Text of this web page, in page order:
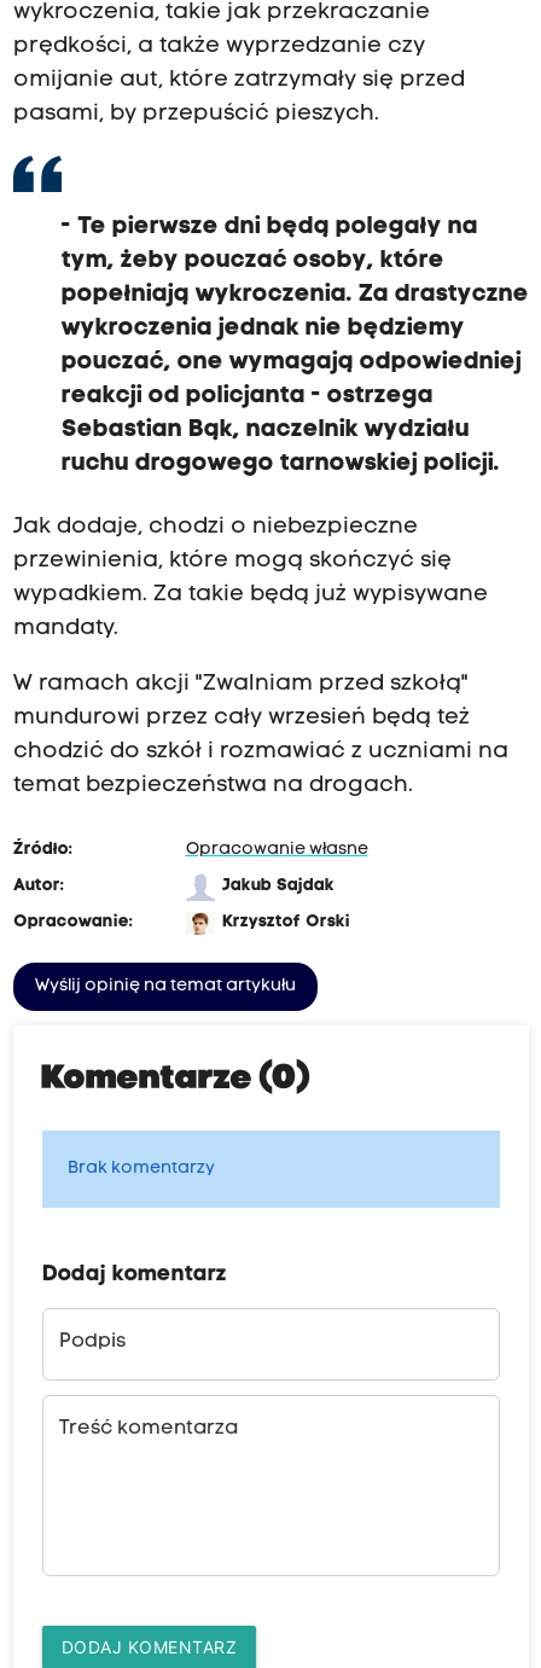
wykroczenia, takie jak przekraczanie
prędkości, a także wyprzedzanie czy
omijanie aut, które zatrzymały się przed
pasami, by przepuścić pieszych.
- Te pierwsze dni będą polegały na
tym, żeby pouczać osoby, które
popełniają wykroczenia. Za drastyczne
wykroczenia jednak nie będziemy
pouczać, one wymagają odpowiedniej
reakcji od policjanta - ostrzega
Sebastian Bąk, naczelnik wydziału
ruchu drogowego tarnowskiej policji.
Jak dodaje, chodzi o niebezpieczne
przewinienia, które mogą skończyć się
wypadkiem. Za takie będą już wypisywane
mandaty.
W ramach akcji "Zwalniam przed szkołą"
mundurowi przez cały wrzesień będą też
chodzić do szkół i rozmawiać z uczniami na
temat bezpieczeństwa na drogach.
Źródło:
Opracowanie własne
Autor:
Jakub Sajdak
Opracowanie:
Krzysztof Orski
Wyślij opinię na temat artykułu
Komentarze (0)
Brak komentarzy
Dodaj komentarz
Podpis
Treść komentarza
DODAJ KOMENTARZ